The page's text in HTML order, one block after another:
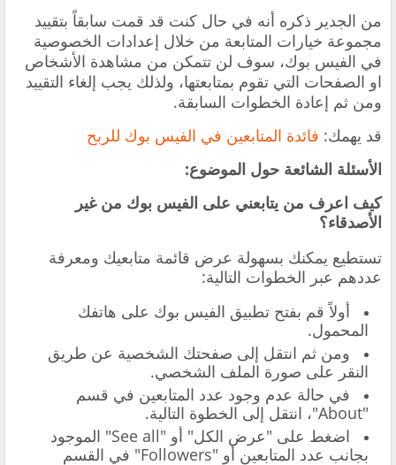
من الجدير ذكره أنه في حال كنت قد قمت سابقاً بتقييد
مجموعة خيارات المتابعة من خلال إعدادات الخصوصية
في الفيس بوك، سوف لن تتمكن من مشاهدة الأشخاص
او الصفحات التي تقوم بمتابعتها، ولذلك يجب إلغاء التقييد
ومن ثم إعادة الخطوات السابقة.
قد يهمك: فائدة المتابعين في الفيس بوك للربح
الأسئلة الشائعة حول الموضوع:
كيف اعرف من يتابعني على الفيس بوك من غير
الأصدقاء؟
تستطيع يمكنك بسهولة عرض قائمة متابعيك ومعرفة
عددهم عبر الخطوات التالية:
أولاً قم بفتح تطبيق الفيس بوك على هاتفك
المحمول.
ومن ثم انتقل إلى صفحتك الشخصية عن طريق
النقر على صورة الملف الشخصي.
في حالة عدم وجود عدد المتابعين في قسم
"About"، انتقل إلى الخطوة التالية.
اضغط على "عرض الكل" أو "See all" الموجود
بجانب عدد المتابعين أو "Followers" في القسم